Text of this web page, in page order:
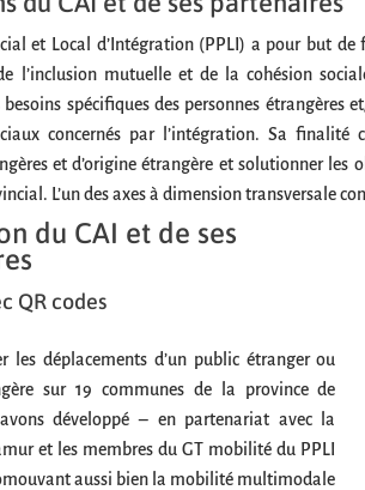
et Local d’Intégration (PPLI) a pour but
l’inclusion mutuelle et de la cohésion
spécifiques des personnes étrangères
concernés par l’intégration. Sa
et d’origine étrangère et solutionner
L’un des axes à dimension transversale
du CAI et de ses
QR codes
les déplacements d’un public étranger ou
sur 19 communes de la province de
développé – en partenariat avec la
et les membres du GT mobilité du PPLI
aussi bien la mobilité multimodale